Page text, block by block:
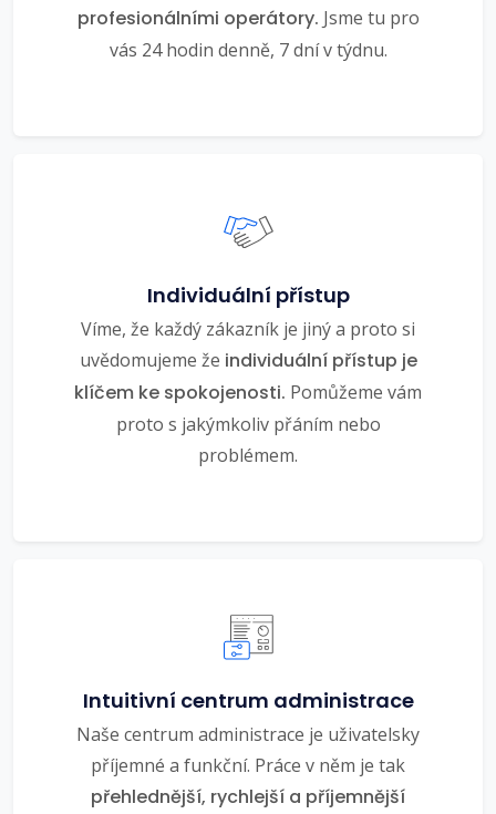
profesionálními operátory. Jsme tu pro
vás 24 hodin denně, 7 dní v týdnu.
Individuální přístup
Víme, že každý zákazník je jiný a proto si
uvědomujeme že individuální přístup je
klíčem ke spokojenosti. Pomůžeme vám
proto s jakýmkoliv přáním nebo
problémem.
Intuitivní centrum administrace
Naše centrum administrace je uživatelsky
příjemné a funkční. Práce v něm je tak
přehlednější, rychlejší a příjemnější